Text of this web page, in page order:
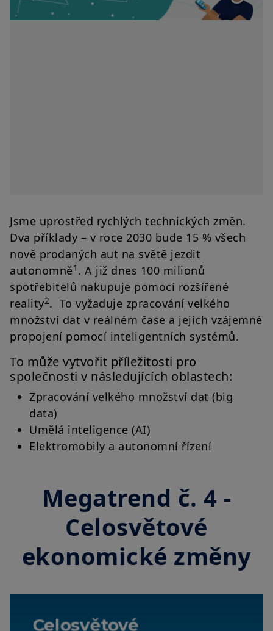
Váš přístup k těmto webovým stránkám se řídí platnými
českými právními předpisy a podmínkami přístupu k těmto
Jsme uprostřed rychlých technických změn.
Dva příklady – v roce 2030 bude 15 % všech
nově prodaných aut na světě jezdit
autonomně1 . A již dnes 100 milionů
spotřebitelů nakupuje pomocí rozšířené
reality2. To vyžaduje zpracování velkého
množství dat v reálném čase a jejich vzájemné
propojení pomocí inteligentních systémů.
To může vytvořit příležitosti pro
společnosti v následujících oblastech:
Zpracování velkého množství dat (big
data)
Umělá inteligence (AI)
Elektromobily a autonomní řízení
Megatrend č. 4 -
Celosvětové
ekonomické změny